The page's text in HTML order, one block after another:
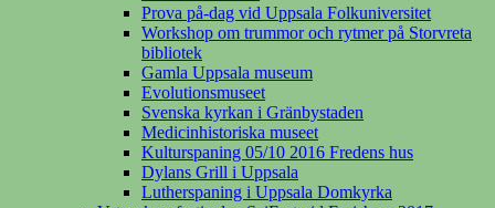
Prova på-dag vid Uppsala Folkuniversitet
Workshop om trummor och rytmer på Storvreta
bibliotek
Gamla Uppsala museum
Evolutionsmuseet
Svenska kyrkan i Gränbystaden
Medicinhistoriska museet
Kulturspaning 05/10 2016 Fredens hus
Dylans Grill i Uppsala
Lutherspaning i Uppsala Domkyrka